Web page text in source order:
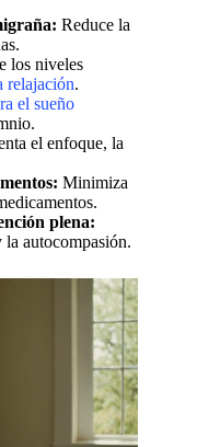
Reduce la
los niveles
relajación.
el sueño
el enfoque, la
Minimiza
plena:
autocompasión.